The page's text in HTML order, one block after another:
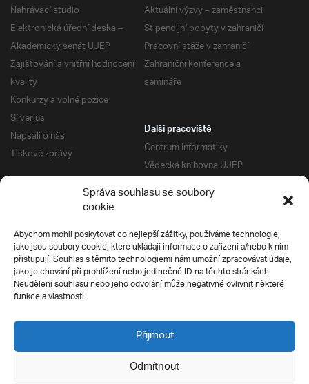
Správa souhlasu se soubory
cookie
Abychom mohli poskytovat co nejlepší zážitky, používáme technologie,
jako jsou soubory cookie, které ukládají informace o zařízení a/nebo k nim
přistupují. Souhlas s těmito technologiemi nám umožní zpracovávat údaje,
jako je chování při prohlížení nebo jedinečné ID na těchto stránkách.
Neudělení souhlasu nebo jeho odvolání může negativně ovlivnit některé
funkce a vlastnosti.
Přijmout
Odmítnout
Nahrávací studio
Elektronická úřední deska –
Akademický senát UJEP
Zajišťování a vnitřní hodnocení
kvality
Konkurzy a volné pozice
Silverius
Napsali o nás
Tiskové zprávy
Aktuální výzvy – zaměstnanci
Stipendijní pobyty v zahraničí
Pracovní stáže v zahraničí
Zahraniční konference a
semináře
Další pracoviště
Centrum Informatiky
Vědecká knihovna UJEP
Správa kolejí a menz
Univerzitní centrum podpory
Silverius
Pro uchazeče
Přijímací řízení
E-prihlaska
Přípravné kurzy
Ochrana soukromí